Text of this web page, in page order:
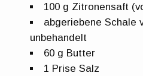
100 g Zitronensaft
abgeriebene Schale
unbehandelt
60 g Butter
1 Prise Salz